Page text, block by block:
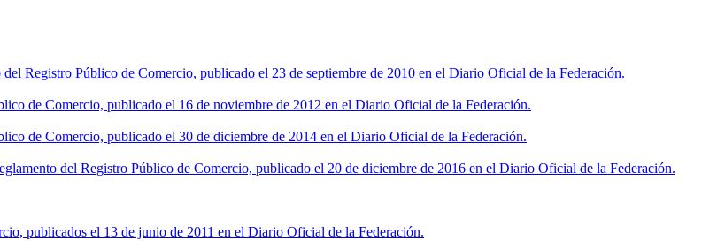
Registro Público de Comercio, publicado el 23 de septiembre de 2010 en el Diario Oficial de la Federación.
de Comercio, publicado el 16 de noviembre de 2012 en el Diario Oficial de la Federación.
de Comercio, publicado el 30 de diciembre de 2014 en el Diario Oficial de la Federación.
del Registro Público de Comercio, publicado el 20 de diciembre de 2016 en el Diario Oficial de la Federación.
publicados el 13 de junio de 2011 en el Diario Oficial de la Federación.